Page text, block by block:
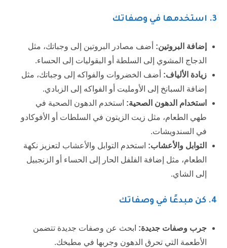
3. استخدمها في وصفاتك
إضافة البروتين: أضف مصادر البروتين إلى وجباتك، مثل
الدجاج المشوي إلى السلطة أو البقوليات إلى الحساء.
زيادة الألياف: أضف الخضروات والفواكه إلى وجباتك، مثل
إضافة السبانخ إلى الأومليت أو الفواكه إلى الزبادي.
استخدام الدهون الصحية: استخدم الدهون الصحية في
طهي الطعام، مثل زيت الزيتون في السلطات أو الأفوكادو
في السندويشات.
التوابل والأعشاب: استخدم التوابل والأعشاب لتعزيز نكهة
الطعام، مثل إضافة الفلفل الحار إلى الحساء أو الزنجبيل
إلى الشاي.
4. كن مبدعًا في وصفاتك
جرب وصفات جديدة: ابحث عن وصفات جديدة تتضمن
الأطعمة التي تحرق الدهون وجربها في مطبخك.